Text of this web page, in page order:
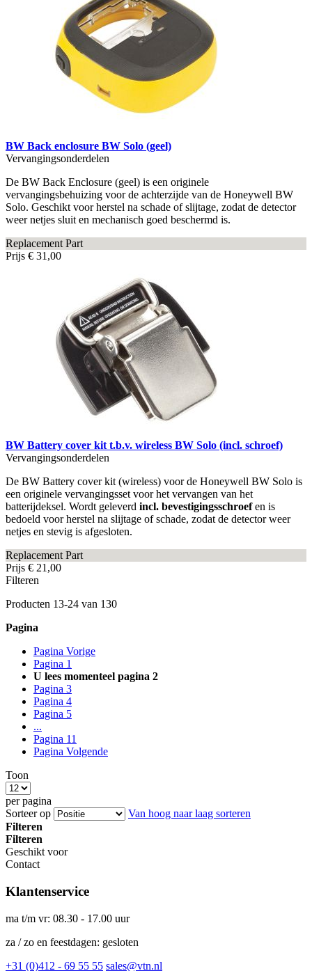
BW Back enclosure BW Solo (geel)
Vervangingsonderdelen
De BW Back Enclosure (geel) is een originele
vervangingsbehuizing voor de achterzijde van de Honeywell BW
Solo. Geschikt voor herstel na schade of slijtage, zodat de detector
weer netjes sluit en mechanisch goed beschermd is.
Replacement Part
Prijs € 31,00
BW Battery cover kit t.b.v. wireless BW Solo (incl. schroef)
Vervangingsonderdelen
De BW Battery cover kit (wireless) voor de Honeywell BW Solo is
een originele vervangingsset voor het vervangen van het
batterijdeksel. Wordt geleverd incl. bevestigingsschroefen is
bedoeld voor herstel na slijtage of schade, zodat de detector weer
netjes en stevig is afgesloten.
Replacement Part
Prijs € 21,00
Filteren
Producten 13-24 van 130
Pagina
Pagina Vorige
Pagina 1
U lees momenteel pagina 2
Pagina 3
Pagina 4
Pagina 5
...
Pagina 11
Pagina Volgende
Toon
per pagina
Sorteer op
Van hoog naar laag sorteren
Filteren
Filteren
Geschikt voor
Contact
Klantenservice
ma t/m vr: 08.30 - 17.00 uur
za / zo en feestdagen: gesloten
+31 (0)412 - 69 55 55 sales@vtn.nl